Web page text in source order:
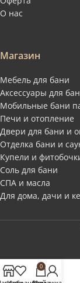
О нас
Магазин
Мебель для бани
Аксессуары для
Мобильные бани
Печи и отопление
Двери для бани и
Отделка бани и
Купели и
Соль для бани
СПА и масла
Для дома, дачи и
0